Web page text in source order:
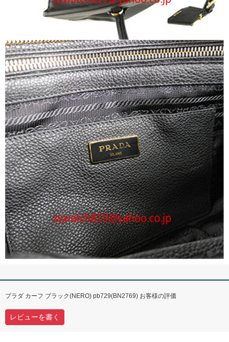
プラダ カーフ ブラック(NERO) pb729(BN2769) お客様の評価
レビューを書く